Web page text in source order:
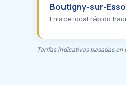
Boutigny-sur-
Enlace local rápido
Tarifas indicativas basadas